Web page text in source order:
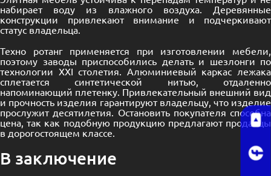
набирает воду из влажного воздуха. Деревянные
конструкции привлекают внимание и подчеркивают
статус владельца.
Техно ротанг применяется при изготовлении мебели,
поэтому заводы приспособились делать и шезлонги по
технологии XXI столетия. Алюминиевый каркас лежака
сплетается синтетической нитью, отдаленно
напоминающий плетенку. Привлекательный внешний вид
и прочность изделия гарантируют владельцу, что изделие
прослужит десятилетия. Остановить покупателя способна
цена, так как подобную продукцию предлагают продавцы
в дорогостоящем классе.
В заключение